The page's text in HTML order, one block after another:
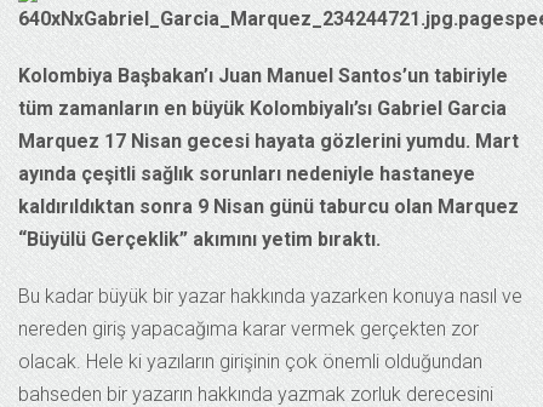
Kolombiya Başbakan’ı Juan Manuel Santos’un tabiriyle
tüm zamanların en büyük Kolombiyalı’sı Gabriel Garcia
Marquez 17 Nisan gecesi hayata gözlerini yumdu. Mart
ayında çeşitli sağlık sorunları nedeniyle hastaneye
kaldırıldıktan sonra 9 Nisan günü taburcu olan Marquez
“Büyülü Gerçeklik” akımını yetim bıraktı.
Bu kadar büyük bir yazar hakkında yazarken konuya nasıl ve
nereden giriş yapacağıma karar vermek gerçekten zor
olacak. Hele ki yazıların girişinin çok önemli olduğundan
bahseden bir yazarın hakkında yazmak zorluk derecesini